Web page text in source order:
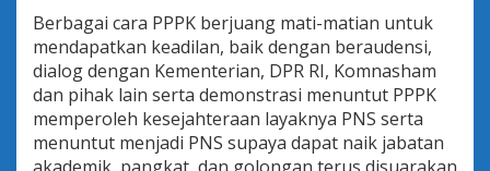
Berbagai cara PPPK berjuang mati-matian untuk
mendapatkan keadilan, baik dengan beraudensi,
dialog dengan Kementerian, DPR RI, Komnasham
dan pihak lain serta demonstrasi menuntut PPPK
memperoleh kesejahteraan layaknya PNS serta
menuntut menjadi PNS supaya dapat naik jabatan
akademik, pangkat, dan golongan terus disuarakan